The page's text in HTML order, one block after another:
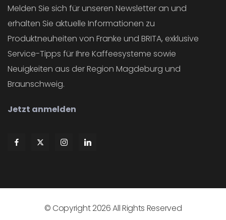
Melden Sie sich für unseren Newsletter an und
erhalten Sie aktuelle Informationen zu
Produktneuheiten von Franke und BRITA, exklusive
Service-Tipps für Ihre Kaffeesysteme sowie
Neuigkeiten aus der Region Magdeburg und
Braunschweig.
Jetzt anmelden
© Copyright2026All Rights Reserved